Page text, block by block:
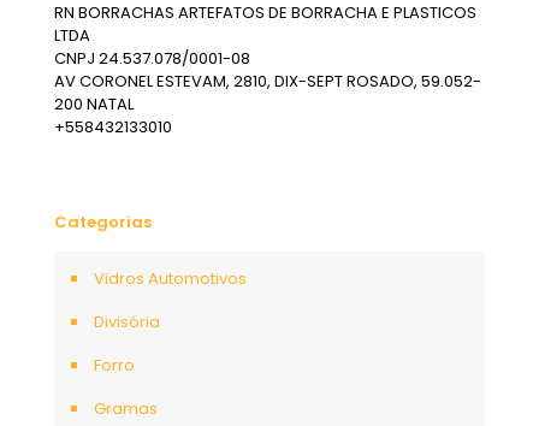
RN BORRACHAS ARTEFATOS DE BORRACHA E PLASTICOS
LTDA
CNPJ 24.537.078/0001-08
AV CORONEL ESTEVAM, 2810, DIX-SEPT ROSADO, 59.052-
200 NATAL
+558432133010
Categorias
Vidros Automotivos
Divisória
Forro
Gramas